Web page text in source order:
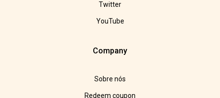
Twitter
YouTube
Company
Sobre nós
Redeem coupon